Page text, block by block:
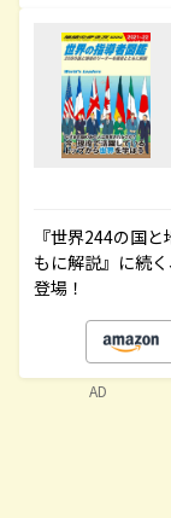
『世界244の国
もに解説』に続
登場！
AD